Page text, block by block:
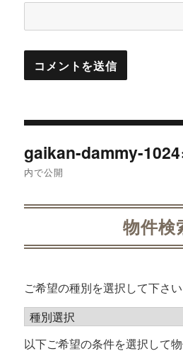
稿
ー
シ
ョ
gaikan-dammy-
内で公開
物件検
ご希望の種別を選択して下さい
以下ご希望の条件を選択して